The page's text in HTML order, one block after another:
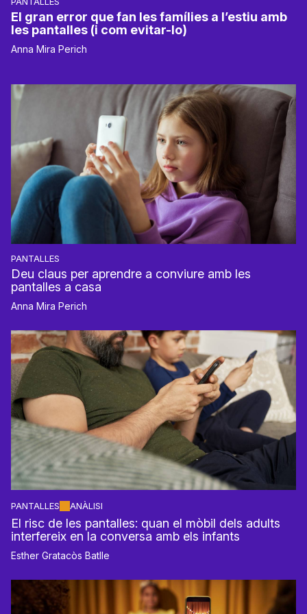
El gran error que fan les famílies a l’estiu amb
les pantalles (i com evitar-lo)
Anna Mira Perich
PANTALLES
Deu claus per aprendre a conviure amb les
pantalles a casa
Anna Mira Perich
PANTALLES ANÀLISI
El risc de les pantalles: quan el mòbil dels adults
interfereix en la conversa amb els infants
Esther Gratacòs Batlle